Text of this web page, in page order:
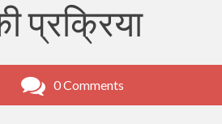
प्रक्रिया
0 Comments